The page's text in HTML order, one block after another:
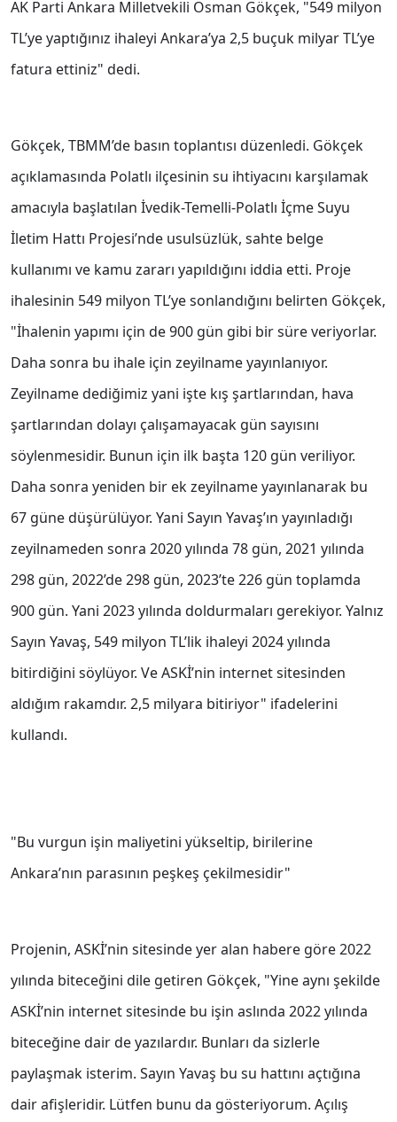
AK Parti Ankara Milletvekili Osman Gökçek, "549 milyon
TL’ye yaptığınız ihaleyi Ankara’ya 2,5 buçuk milyar TL’ye
fatura ettiniz" dedi.
Gökçek, TBMM’de basın toplantısı düzenledi. Gökçek
açıklamasında Polatlı ilçesinin su ihtiyacını karşılamak
amacıyla başlatılan İvedik-Temelli-Polatlı İçme Suyu
İletim Hattı Projesi’nde usulsüzlük, sahte belge
kullanımı ve kamu zararı yapıldığını iddia etti. Proje
ihalesinin 549 milyon TL’ye sonlandığını belirten Gökçek,
"İhalenin yapımı için de 900 gün gibi bir süre veriyorlar.
Daha sonra bu ihale için zeyilname yayınlanıyor.
Zeyilname dediğimiz yani işte kış şartlarından, hava
şartlarından dolayı çalışamayacak gün sayısını
söylenmesidir. Bunun için ilk başta 120 gün veriliyor.
Daha sonra yeniden bir ek zeyilname yayınlanarak bu
67 güne düşürülüyor. Yani Sayın Yavaş’ın yayınladığı
zeyilnameden sonra 2020 yılında 78 gün, 2021 yılında
298 gün, 2022’de 298 gün, 2023’te 226 gün toplamda
900 gün. Yani 2023 yılında doldurmaları gerekiyor. Yalnız
Sayın Yavaş, 549 milyon TL’lik ihaleyi 2024 yılında
bitirdiğini söylüyor. Ve ASKİ’nin internet sitesinden
aldığım rakamdır. 2,5 milyara bitiriyor" ifadelerini
kullandı.
"Bu vurgun işin maliyetini yükseltip, birilerine
Ankara’nın parasının peşkeş çekilmesidir"
Projenin, ASKİ’nin sitesinde yer alan habere göre 2022
yılında biteceğini dile getiren Gökçek, "Yine aynı şekilde
ASKİ’nin internet sitesinde bu işin aslında 2022 yılında
biteceğine dair de yazılardır. Bunları da sizlerle
paylaşmak isterim. Sayın Yavaş bu su hattını açtığına
dair afişleridir. Lütfen bunu da gösteriyorum. Açılış